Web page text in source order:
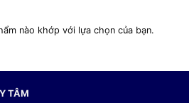
nào khớp với lựa chọn của bạn.
TÂM